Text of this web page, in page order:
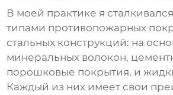
В моей практике я
типами противопожарных
стальных конструкций: на
минеральных волокон,
порошковые покрытия, и
Каждый из них имеет свои